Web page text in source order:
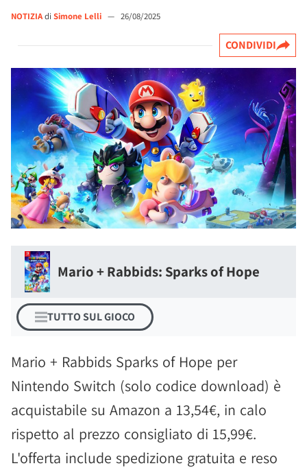
NOTIZIAdi Simone Lelli — 26/08/2025
CONDIVIDI
Mario + Rabbids: Sparks of Hope
TUTTO SUL GIOCO
Mario + Rabbids Sparks of Hope per
Nintendo Switch (solo codice download) è
acquistabile su Amazon a 13,54€, in calo
rispetto al prezzo consigliato di 15,99€.
L'offerta include spedizione gratuita e reso